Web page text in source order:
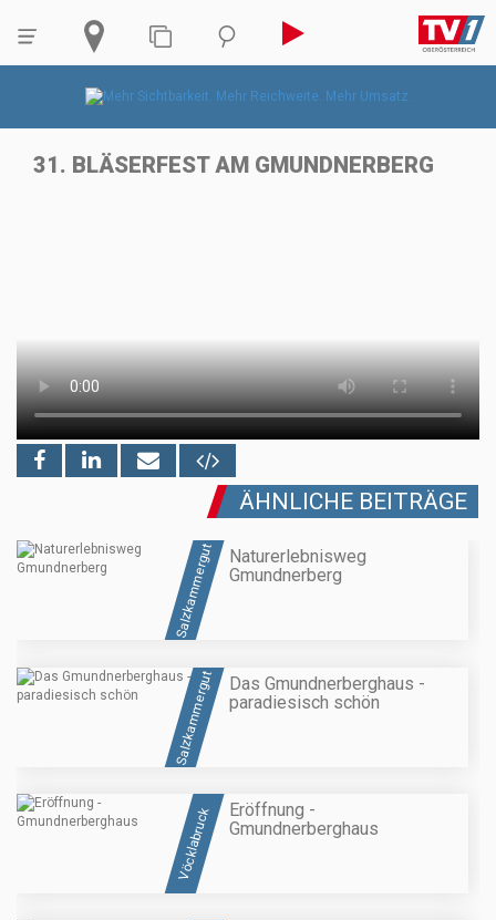
31. BLÄSERFEST AM GMUNDNERBERG
ÄHNLICHE BEITRÄGE
Salzkammergut
Naturerlebnisweg
Gmundnerberg
Salzkammergut
Das Gmundnerberghaus -
paradiesisch schön
Vöcklabruck
Eröffnung -
Gmundnerberghaus